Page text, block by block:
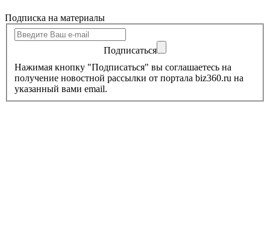
Подписка на материалы
Подписаться
Нажимая кнопку "Подписаться" вы соглашаетесь на
получение новостной рассылки от портала biz360.ru на
указанный вами email.